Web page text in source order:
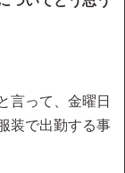
言って、金曜日
装で出勤する事